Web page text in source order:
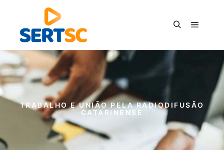
TRABALHO E UNIÃO PELA RADIODIFUSÃO
CATARINENSE